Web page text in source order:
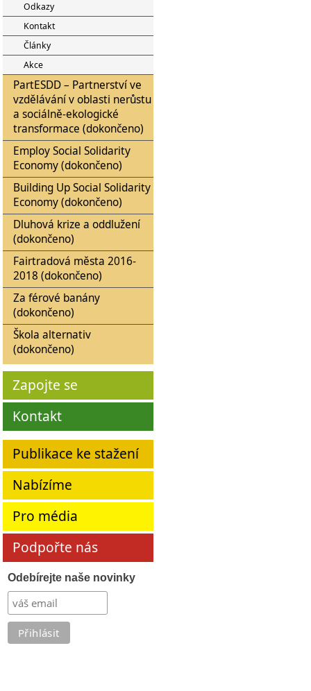
Odkazy
Kontakt
Články
Akce
PartESDD – Partnerství ve
vzdělávání v oblasti nerůstu
a sociálně-ekologické
transformace (dokončeno)
Employ Social Solidarity
Economy (dokončeno)
Building Up Social Solidarity
Economy (dokončeno)
Dluhová krize a oddlužení
(dokončeno)
Fairtradová města 2016-
2018 (dokončeno)
Za férové banány
(dokončeno)
Škola alternativ
(dokončeno)
Zapojte se
Kontakt
Publikace ke stažení
Nabízíme
Pro média
Podpořte nás
Odebírejte naše novinky